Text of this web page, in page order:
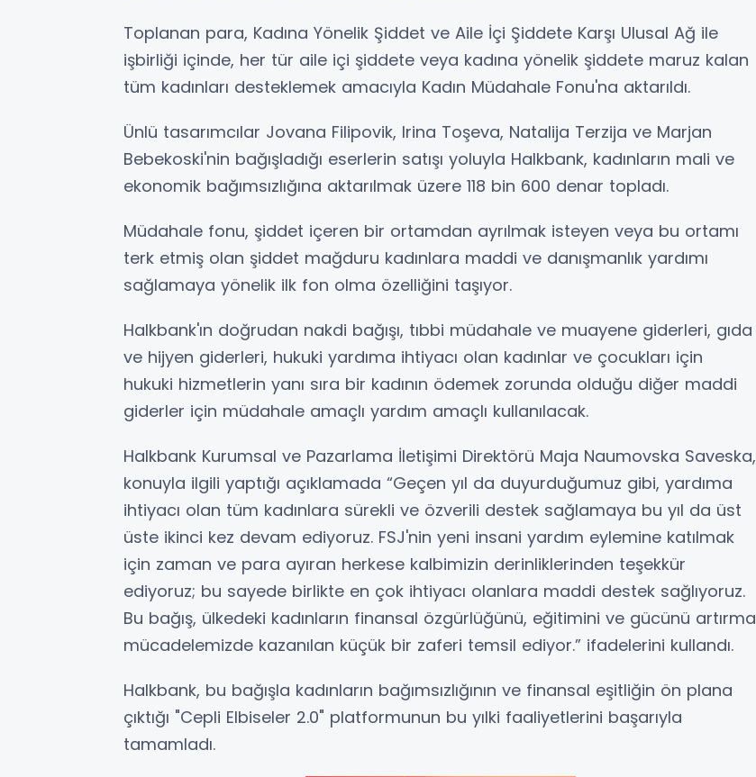
Toplanan para, Kadına Yönelik Şiddet ve Aile İçi Şiddete Karşı Ulusal Ağ ile
işbirliği içinde, her tür aile içi şiddete veya kadına yönelik şiddete maruz kalan
tüm kadınları desteklemek amacıyla Kadın Müdahale Fonu'na aktarıldı.
Ünlü tasarımcılar Jovana Filipovik, Irina Toşeva, Natalija Terzija ve Marjan
Bebekoski'nin bağışladığı eserlerin satışı yoluyla Halkbank, kadınların mali ve
ekonomik bağımsızlığına aktarılmak üzere 118 bin 600 denar topladı.
Müdahale fonu, şiddet içeren bir ortamdan ayrılmak isteyen veya bu ortamı
terk etmiş olan şiddet mağduru kadınlara maddi ve danışmanlık yardımı
sağlamaya yönelik ilk fon olma özelliğini taşıyor.
Halkbank'ın doğrudan nakdi bağışı, tıbbi müdahale ve muayene giderleri, gıda
ve hijyen giderleri, hukuki yardıma ihtiyacı olan kadınlar ve çocukları için
hukuki hizmetlerin yanı sıra bir kadının ödemek zorunda olduğu diğer maddi
giderler için müdahale amaçlı yardım amaçlı kullanılacak.
Halkbank Kurumsal ve Pazarlama İletişimi Direktörü Maja Naumovska Saveska,
konuyla ilgili yaptığı açıklamada “Geçen yıl da duyurduğumuz gibi, yardıma
ihtiyacı olan tüm kadınlara sürekli ve özverili destek sağlamaya bu yıl da üst
üste ikinci kez devam ediyoruz. FSJ'nin yeni insani yardım eylemine katılmak
için zaman ve para ayıran herkese kalbimizin derinliklerinden teşekkür
ediyoruz; bu sayede birlikte en çok ihtiyacı olanlara maddi destek sağlıyoruz.
Bu bağış, ülkedeki kadınların finansal özgürlüğünü, eğitimini ve gücünü artırma
mücadelemizde kazanılan küçük bir zaferi temsil ediyor.” ifadelerini kullandı.
Halkbank, bu bağışla kadınların bağımsızlığının ve finansal eşitliğin ön plana
çıktığı "Cepli Elbiseler 2.0" platformunun bu yılki faaliyetlerini başarıyla
tamamladı.